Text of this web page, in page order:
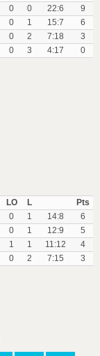
0 0 22:6
9
0 1 15:7
6
0 2 7:18
3
0 3 4:17 0
LO L
Pts
0 1 14:8
6
0 1 12:9
5
1 1 11:12
4
0 2 7:15 3